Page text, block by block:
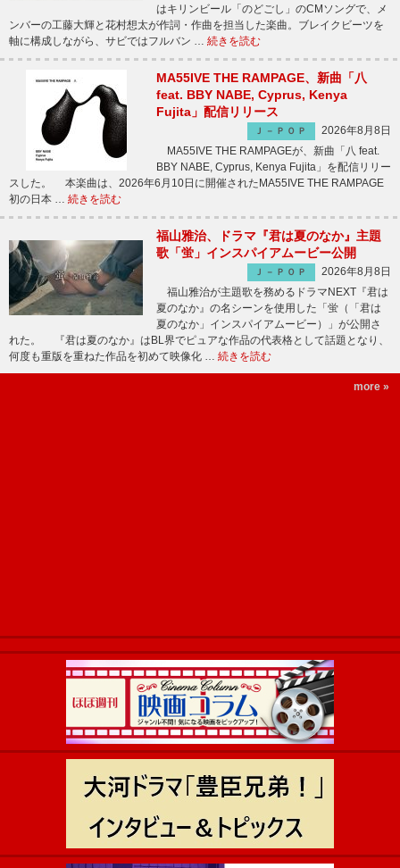
はキリンビール「のどごし」のCMソングで、メ
ンバーの工藤大輝と花村想太が作詞・作曲を担当した楽曲。ブレイクビーツを
軸に構成しながら、サビではフルバン … 続きを読む
MA55IVE THE RAMPAGE、新曲「八
feat. BBY NABE, Cyprus, Kenya
Fujita」配信リリース
Ｊ－ＰＯＰ
2026年8月8日
MA55IVE THE RAMPAGEが、新曲「八 feat.
BBY NABE, Cyprus, Kenya Fujita」を配信リリー
スした。 本楽曲は、2026年6月10日に開催されたMA55IVE THE RAMPAGE
初の日本 … 続きを読む
福山雅治、ドラマ『君は夏のなか』主題
歌「蛍」インスパイアムービー公開
Ｊ－ＰＯＰ
2026年8月8日
福山雅治が主題歌を務めるドラマNEXT『君は
夏のなか』の名シーンを使用した「蛍（「君は
夏のなか」インスパイアムービー）」が公開さ
れた。 『君は夏のなか』はBL界でピュアな作品の代表格として話題となり、
何度も重版を重ねた作品を初めて映像化 … 続きを読む
more »